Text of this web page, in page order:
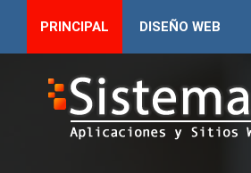
PRINCIPAL DISEÑO WEB